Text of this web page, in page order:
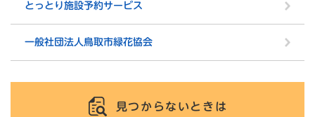
とっとり施設予約サービス
一般社団法人鳥取市緑花協会
見つからないときは